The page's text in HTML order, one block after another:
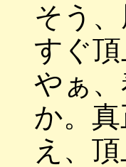
そう
すぐ頂
やぁ
か。
え、